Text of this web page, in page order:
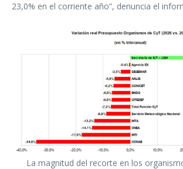
23,0% en el corriente año”, denuncia el
La magnitud del recorte en los